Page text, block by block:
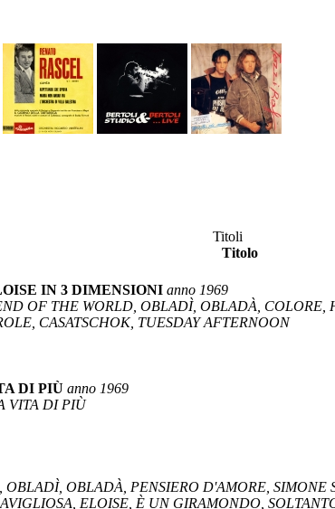
Titoli
Titolo
IN 3 DIMENSIONI anno 1969
OF THE WORLD, OBLADÌ, OBLADÀ, COLORE,
CASATSCHOK, TUESDAY AFTERNOON
DI PIÙ anno 1969
VITA DI PIÙ
OBLADÀ, PENSIERO D'AMORE, SIMONE
ELOISE, È UN GIRAMONDO,